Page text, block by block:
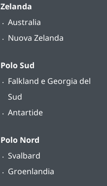
Zelanda
Australia
Nuova Zelanda
Polo Sud
Falkland e Georgia del
Sud
Antartide
Polo Nord
Svalbard
Groenlandia